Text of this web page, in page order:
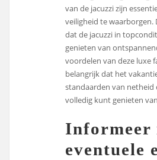
van de jacuzzi zijn
veiligheid te waarborgen.
dat de jacuzzi in
genieten van
voordelen van deze luxe
belangrijk dat het
standaarden van netheid
volledig kunt genieten
Informeer
eventuele